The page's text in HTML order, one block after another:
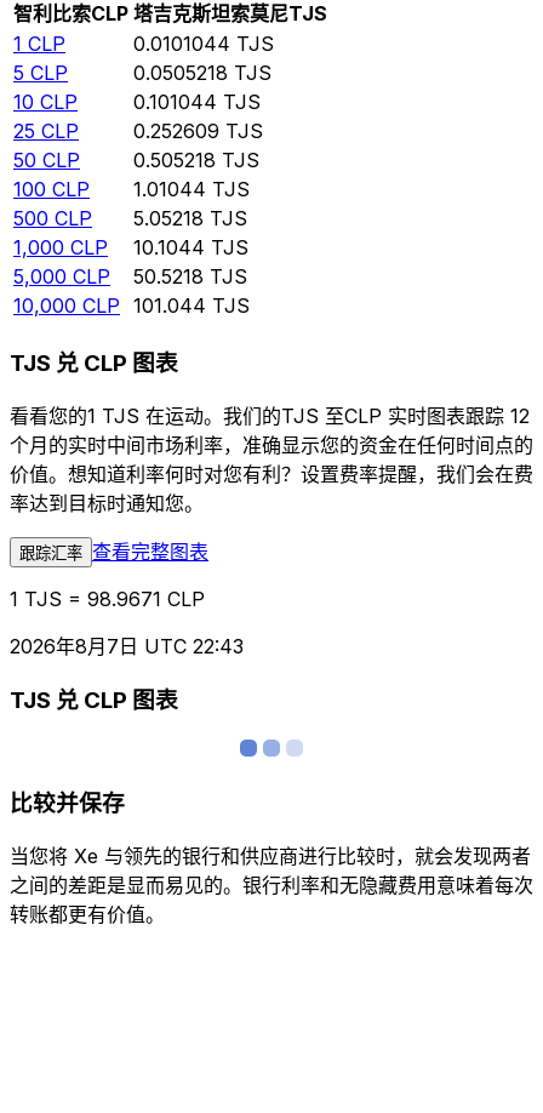
智利比索CLP 塔吉克斯坦索莫尼TJS
1 CLP 0.0101044 TJS
5 CLP 0.0505218 TJS
10 CLP 0.101044 TJS
25 CLP 0.252609 TJS
50 CLP 0.505218 TJS
100 CLP 1.01044 TJS
500 CLP 5.05218 TJS
1,000 CLP 10.1044 TJS
5,000 CLP 50.5218 TJS
10,000 CLP 101.044 TJS
TJS 兑 CLP 图表
看看您的1 TJS 在运动。我们的TJS 至CLP 实时图表跟踪 12
个月的实时中间市场利率，准确显示您的资金在任何时间点的
价值。想知道利率何时对您有利？设置费率提醒，我们会在费
率达到目标时通知您。
跟踪汇率 查看完整图表
1 TJS = 98.9671 CLP
2026年8月7日 UTC 22:43
TJS 兑 CLP 图表
比较并保存
当您将 Xe 与领先的银行和供应商进行比较时，就会发现两者
之间的差距是显而易见的。银行利率和无隐藏费用意味着每次
转账都更有价值。